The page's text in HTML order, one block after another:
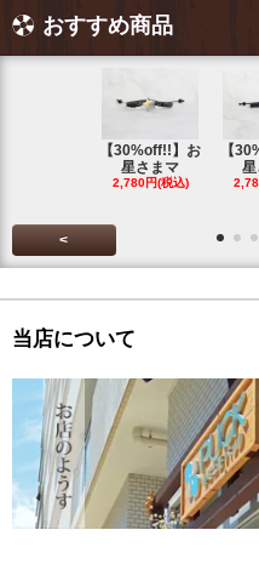
おすすめ商品
【30%off!!】お
星さまマ
2,780円(税込)
【
<
当店について